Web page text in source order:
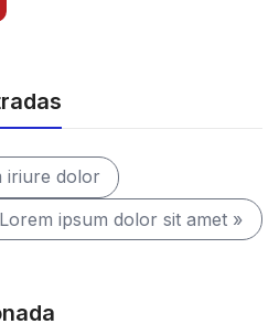
iriure dolor
Lorem ipsum dolor sit amet »